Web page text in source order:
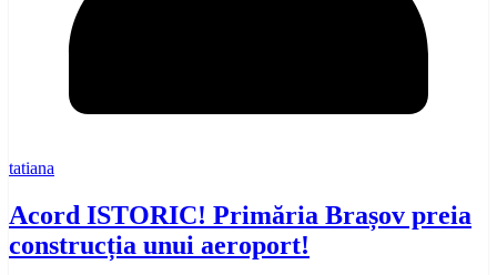
tatiana
Acord ISTORIC! Primăria Brașov preia
construcția unui aeroport!